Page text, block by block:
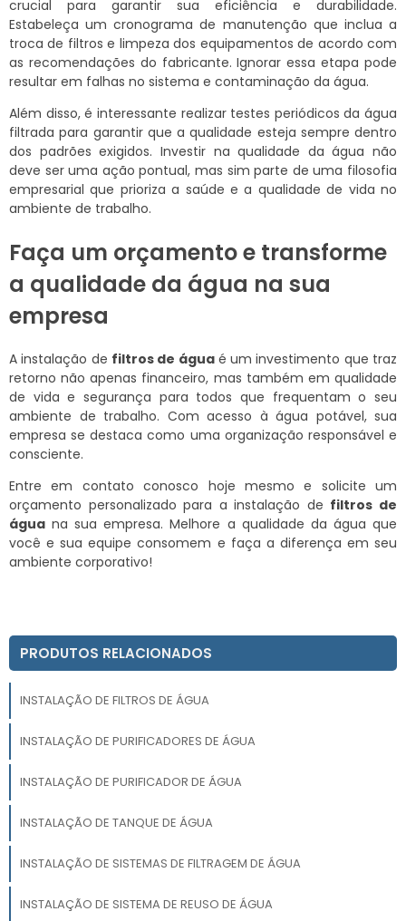
crucial para garantir sua eficiência e durabilidade.
Estabeleça um cronograma de manutenção que inclua a
troca de filtros e limpeza dos equipamentos de acordo com
as recomendações do fabricante. Ignorar essa etapa pode
resultar em falhas no sistema e contaminação da água.
Além disso, é interessante realizar testes periódicos da água
filtrada para garantir que a qualidade esteja sempre dentro
dos padrões exigidos. Investir na qualidade da água não
deve ser uma ação pontual, mas sim parte de uma filosofia
empresarial que prioriza a saúde e a qualidade de vida no
ambiente de trabalho.
Faça um orçamento e transforme
a qualidade da água na sua
empresa
A instalação de filtros de águaé um investimento que traz
retorno não apenas financeiro, mas também em qualidade
de vida e segurança para todos que frequentam o seu
ambiente de trabalho. Com acesso à água potável, sua
empresa se destaca como uma organização responsável e
consciente.
Entre em contato conosco hoje mesmo e solicite um
orçamento personalizado para a instalação de filtros de
água na sua empresa. Melhore a qualidade da água que
você e sua equipe consomem e faça a diferença em seu
ambiente corporativo!
PRODUTOS RELACIONADOS
INSTALAÇÃO DE FILTROS DE ÁGUA
INSTALAÇÃO DE PURIFICADORES DE ÁGUA
INSTALAÇÃO DE PURIFICADOR DE ÁGUA
INSTALAÇÃO DE TANQUE DE ÁGUA
INSTALAÇÃO DE SISTEMAS DE FILTRAGEM DE ÁGUA
INSTALAÇÃO DE SISTEMA DE REUSO DE ÁGUA